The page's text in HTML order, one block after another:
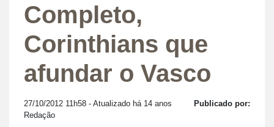
Completo,
Corinthians que
afundar o Vasco
27/10/2012 11h58 - Atualizado há 14 anos
Publicado por:
Redação